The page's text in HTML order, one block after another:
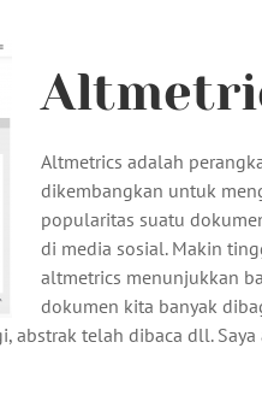
Altmetrics adalah
dikembangkan untuk
popularitas suatu
di media sosial. Makin
altmetrics menunjukkan
dokumen kita banyak
abstrak telah dibaca dll. Saya